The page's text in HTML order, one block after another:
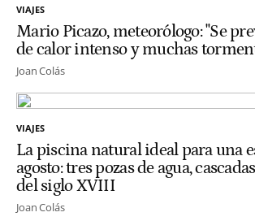
VIAJES
Mario Picazo, meteorólogo: "Se
de calor intenso y muchas
Joan Colás
VIAJES
La piscina natural ideal para una
agosto: tres pozas de agua,
del siglo XVIII
Joan Colás